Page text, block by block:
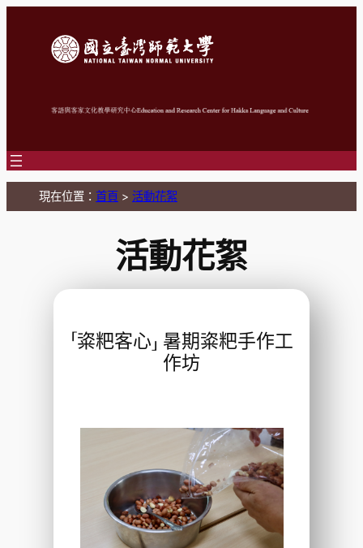
現在位置： 首頁 > 活動花絮
活動花絮
「粢粑客心」 暑期粢粑手作工
作坊